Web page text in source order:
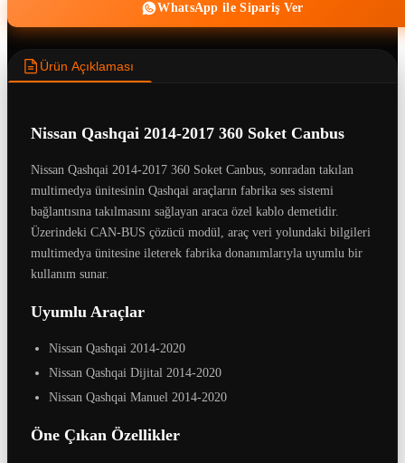
WhatsApp ile Sipariş Ver
Ürün Açıklaması
Nissan Qashqai 2014-2017 360 Soket Canbus
Nissan Qashqai 2014-2017 360 Soket Canbus, sonradan takılan
multimedya ünitesinin Qashqai araçların fabrika ses sistemi
bağlantısına takılmasını sağlayan araca özel kablo demetidir.
Üzerindeki CAN-BUS çözücü modül, araç veri yolundaki bilgileri
multimedya ünitesine ileterek fabrika donanımlarıyla uyumlu bir
kullanım sunar.
Uyumlu Araçlar
Nissan Qashqai 2014-2020
Nissan Qashqai Dijital 2014-2020
Nissan Qashqai Manuel 2014-2020
Öne Çıkan Özellikler